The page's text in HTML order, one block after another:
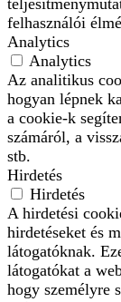
felhasználói
Analytics
Analytics
Az analitikus
hogyan lépnek
a cookie-k
számáról, a
stb.
Hirdetés
Hirdetés
A hirdetési
hirdetéseket és
látogatóknak.
látogatókat a
hogy személyre